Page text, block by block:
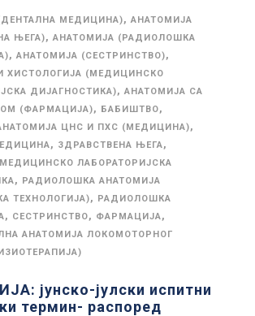
МЕДИЦИНА), АНАТОМИЈА
ЊЕГА), АНАТОМИЈА (РАДИОЛОШКА
, АНАТОМИЈА (СЕСТРИНСТВО),
ХИСТОЛОГИЈА (МЕДИЦИНСКО
ДИЈАГНОСТИКА), АНАТОМИЈА СА
(ФАРМАЦИЈА), БАБИШТВО,
ЦНС И ПХС (МЕДИЦИНА),
, ЗДРАВСТВЕНА ЊЕГА,
МЕДИЦИНСКО ЛАБОРАТОРИЈСКА
, РАДИОЛОШКА АНАТОМИЈА
ТЕХНОЛОГИЈА), РАДИОЛОШКА
, СЕСТРИНСТВО, ФАРМАЦИЈА,
АНАТОМИЈА ЛОКОМОТОРНОГ
јунско-јулски испитни
термин- распоред